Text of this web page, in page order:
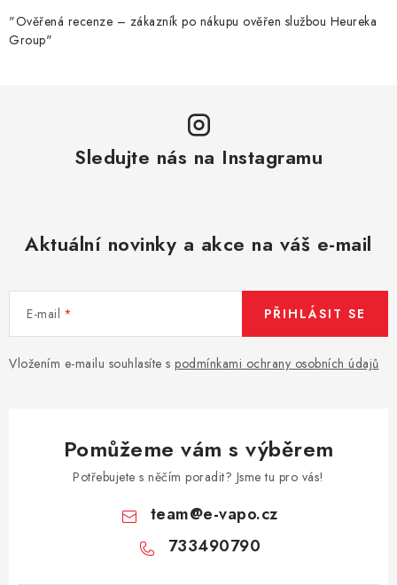
"Ověřená recenze – zákazník po nákupu ověřen službou Heureka
Group"
Sledujte nás na Instagramu
Aktuální novinky a akce na váš e-mail
E-mail
Vložením e-mailu souhlasíte s podmínkami ochrany osobních údajů
PŘIHLÁSIT SE
Pomůžeme vám s výběrem
Potřebujete s něčím poradit? Jsme tu pro vás!
team@e-vapo.cz
733490790